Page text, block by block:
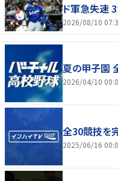
ド軍急失速
2026/08/10
夏の甲子園
2026/04/10
全30競技を
2025/06/16